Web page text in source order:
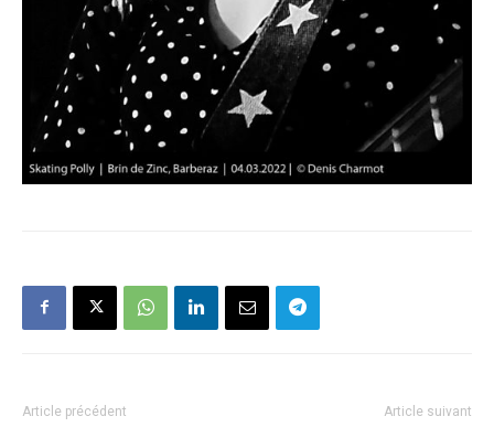
Article précédent Article suivant